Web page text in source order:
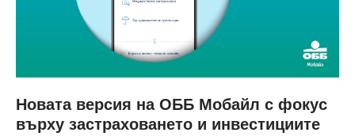
Новата версия на ОББ Мобайл с фокус
върху застраховането и инвестициите